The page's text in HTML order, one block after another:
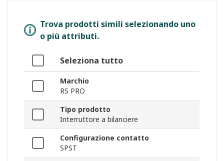
Trova prodotti simili selezionando uno
o più attributi.
Seleziona tutto
Marchio
RS PRO
Tipo prodotto
Interruttore a bilanciere
Configurazione contatto
SPST